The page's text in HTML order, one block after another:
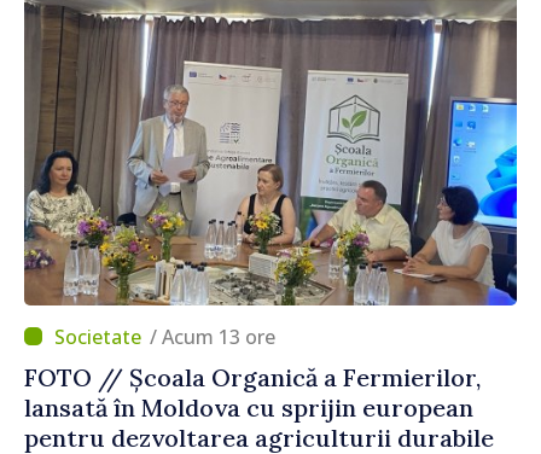
/ Acum 13 ore
FOTO // Școala Organică a Fermierilor,
lansată în Moldova cu sprijin european
pentru dezvoltarea agriculturii durabile